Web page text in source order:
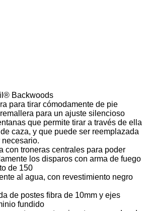
Backwoods
para tirar cómodamente de pie
para un ajuste silencioso
que permite tirar a través de ella
caza, y que puede ser reemplazada
con troneras centrales para poder
los disparos con arma de fuego
de 150
al agua, con revestimiento negro
de postes fibra de 10mm y ejes
fundido